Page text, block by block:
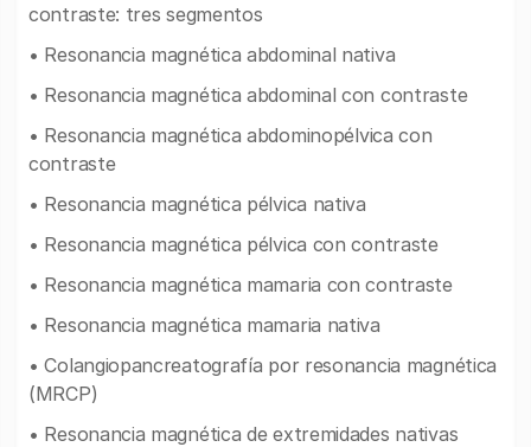
contraste: tres segmentos
• Resonancia magnética abdominal nativa
• Resonancia magnética abdominal con contraste
• Resonancia magnética abdominopélvica con
contraste
• Resonancia magnética pélvica nativa
• Resonancia magnética pélvica con contraste
• Resonancia magnética mamaria con contraste
• Resonancia magnética mamaria nativa
• Colangiopancreatografía por resonancia magnética
(MRCP)
• Resonancia magnética de extremidades nativas